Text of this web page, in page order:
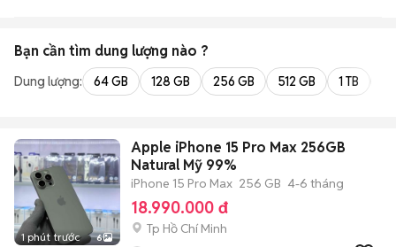
Bạn cần tìm dung lượng nào ?
Dung lượng: 64 GB 128 GB 256 GB 512 GB 1 TB
1 phút trước 6
Apple iPhone 15 Pro Max 256GB
Natural Mỹ 99%
iPhone 15 Pro Max 256 GB 4-6 tháng
18.990.000 đ
Tp Hồ Chí Minh